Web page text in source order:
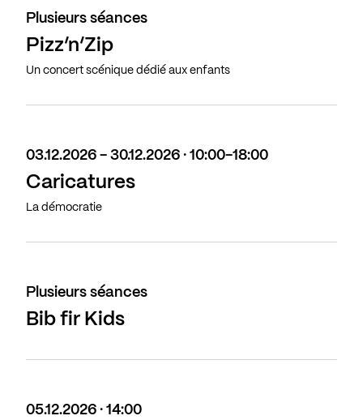
Plusieurs séances
Pizz’n’Zip
Un concert scénique dédié aux enfants
03.12.2026 - 30.12.2026 · 10:00-18:00
Caricatures
La démocratie
Plusieurs séances
Bib fir Kids
05.12.2026 · 14:00